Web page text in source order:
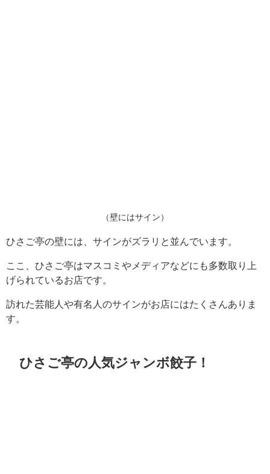
（壁にはサイン）
ひさご亭の壁には、サインがズラリと並んでいます。
ここ、ひさご亭はマスコミやメディアなどにも多数取り上
げられているお店です。
訪れた芸能人や有名人のサインがお店にはたくさんありま
す。
ひさご亭の人気ジャンボ餃子！